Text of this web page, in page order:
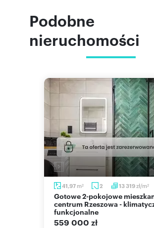
Podobne
nieruchomości
41,97 m2 2 13 319zł/m2
Gotowe 2-pokojowe mieszkanie w
centrum Rzeszowa -
funkcjonalne
559 000 zł